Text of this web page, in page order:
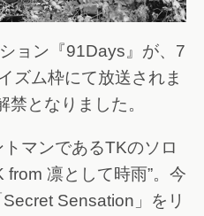
ョン『91Days』が、7
ズム枠にて放送されま
となりました。
トマンであるTKのソロ
from 凛として時雨”。今
Sensation」をリ